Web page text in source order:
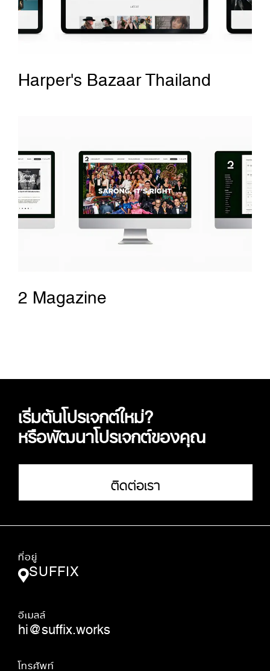
Harper's Bazaar Thailand
2 Magazine
เริ่มต้นโปรเจกต์ใหม่?
หรือพัฒนาโปรเจกต์ของคุณ
ติดต่อเรา
ที่อยู่
SUFFIX
อีเมลล์
hi@suffix.works
โทรศัพท์